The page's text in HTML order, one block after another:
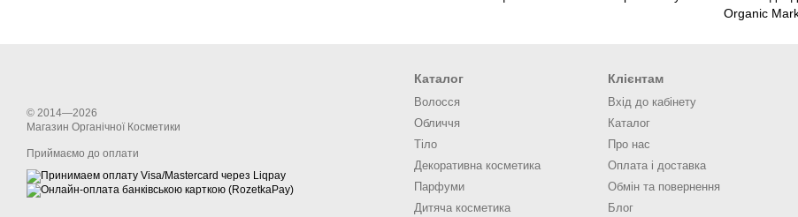
Organic
© 2014—2026
Магазин Органічної Косметики
Приймаємо до оплати
Каталог
Волосся
Обличчя
Тіло
Декоративна косметика
Парфуми
Дитяча косметика
Клієнтам
Вхід до кабінету
Каталог
Про нас
Оплата і доставка
Обмін та повернення
Блог